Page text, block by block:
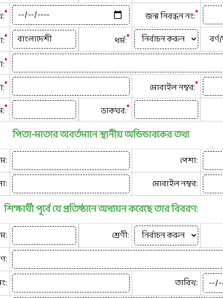
* জন্ম নিবন্ধন নং:*
* ধর্ম:*
*
* মোবাইল নম্বর:*
* ডাকঘর:*
পিতা-মাতার অবর্তমানে স্থানীয় অভিভাবকের তথ্য
পেশা:
মোবাইল নম্বর:
শিক্ষার্থী পূর্বে যে প্রতিষ্ঠানে অধ্যয়ন করেছে তার বিবরণ:
শ্রেণী:
তারিখ: